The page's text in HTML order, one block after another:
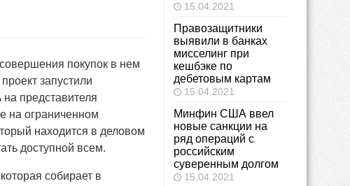
покупок в нем
запустили
представителя
на ограниченном
находится в деловом
доступной всем.
собирает в
15.04.2021
Правозащитники
выявили в банках
мисселинг при
кешбэке по
дебетовым картам
15.04.2021
Минфин США ввел
новые санкции на
ряд операций с
российским
суверенным долгом
15.04.2021